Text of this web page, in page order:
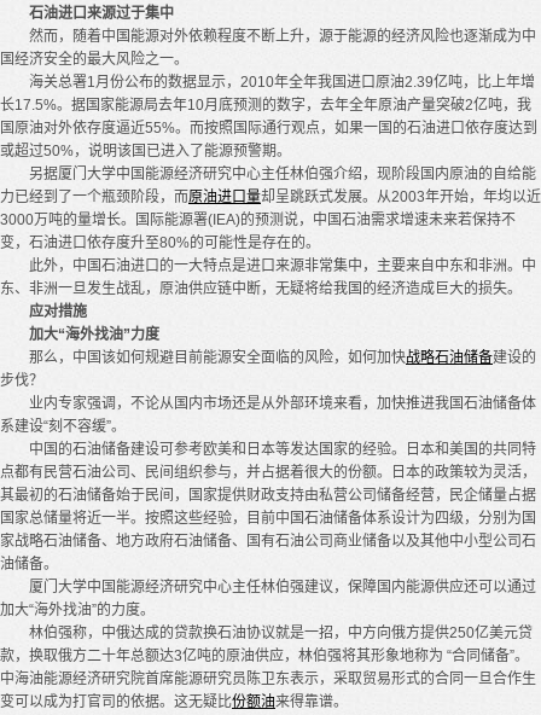
石油进口来源过于集中
然而，随着中国能源对外依赖程度不断上升，源于能源的经济风险也逐渐成为中
国经济安全的最大风险之一。
海关总署1月份公布的数据显示，2010年全年我国进口原油2.39亿吨，比上年增
长17.5%。据国家能源局去年10月底预测的数字，去年全年原油产量突破2亿吨，我
国原油对外依存度逼近55%。而按照国际通行观点，如果一国的石油进口依存度达到
或超过50%，说明该国已进入了能源预警期。
另据厦门大学中国能源经济研究中心主任林伯强介绍，现阶段国内原油的自给能
力已经到了一个瓶颈阶段，而原油进口量却呈跳跃式发展。从2003年开始，年均以近
3000万吨的量增长。国际能源署(IEA)的预测说，中国石油需求增速未来若保持不
变，石油进口依存度升至80%的可能性是存在的。
此外，中国石油进口的一大特点是进口来源非常集中，主要来自中东和非洲。中
东、非洲一旦发生战乱，原油供应链中断，无疑将给我国的经济造成巨大的损失。
应对措施
加大“海外找油”力度
那么，中国该如何规避目前能源安全面临的风险，如何加快战略石油储备建设的
步伐？
业内专家强调，不论从国内市场还是从外部环境来看，加快推进我国石油储备体
系建设“刻不容缓”。
中国的石油储备建设可参考欧美和日本等发达国家的经验。日本和美国的共同特
点都有民营石油公司、民间组织参与，并占据着很大的份额。日本的政策较为灵活，
其最初的石油储备始于民间，国家提供财政支持由私营公司储备经营，民企储量占据
国家总储量将近一半。按照这些经验，目前中国石油储备体系设计为四级，分别为国
家战略石油储备、地方政府石油储备、国有石油公司商业储备以及其他中小型公司石
油储备。
厦门大学中国能源经济研究中心主任林伯强建议，保障国内能源供应还可以通过
加大“海外找油”的力度。
林伯强称，中俄达成的贷款换石油协议就是一招，中方向俄方提供250亿美元贷
款，换取俄方二十年总额达3亿吨的原油供应，林伯强将其形象地称为 “合同储备”。
中海油能源经济研究院首席能源研究员陈卫东表示，采取贸易形式的合同一旦合作生
变可以成为打官司的依据。这无疑比份额油来得靠谱。